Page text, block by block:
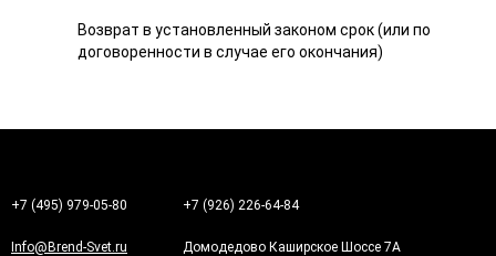
Возврат в установленный законом срок (или по
договоренности в случае его окончания)
+7 (495) 979-05-80 +7 (926) 226-64-84
Info@Brend-Svet.ru Домодедово Каширское Шоссе 7А